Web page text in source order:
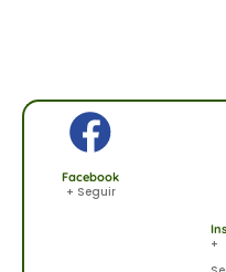
Facebook
+ Seguir
+